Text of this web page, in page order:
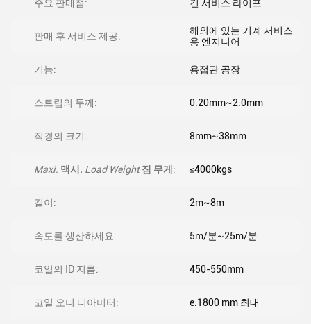
주요 판매점: 긴 서비스 라이프
판매 후 서비스 제공:
해외에 있는 기계 서비스
용 엔지니어
기능: 용접관 공장
스트립의 두께: 0.20mm~2.0mm
직경의 크기: 8mm~38mm
Maxi. 맥시. Load Weight 짐 무게 : ≤4000kgs
길이: 2m~8m
속도를 생산하세요: 5m/분~25m/분
코일의 ID 지름: 450-550mm
코일 오더 디아미터: e.1800 mm 최대